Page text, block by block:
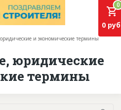
и экономические термины
юридические
термины
0
0